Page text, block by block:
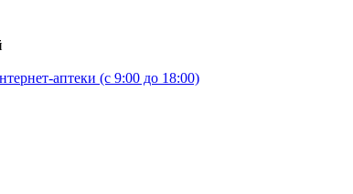
аптеки (с 9:00 до 18:00)